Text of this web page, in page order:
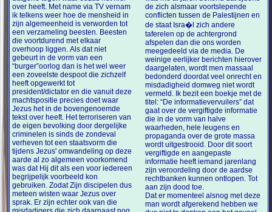
over heeft. Met name via TV vernam
ik telkens weer hoe de mensheid in
zijn algemeenheid is verworden tot
een verzameling beesten. Beesten
die voortdurend met elkaar
overhoop liggen. Als dat niet
gebeurt in de vorm van een
“burger”oorlog dan is het wel weer
een zoveelste despoot die zichzelf
heeft opgewerkt tot
president/dictator en die vanuit deze
machtspositie precies doet waar
Jezus het in de bovengenoemde
tekst over heeft. Het terroriseren van
de eigen bevolking door dergelijke
criminelen is sinds de zondeval
verheven tot een staatsvorm die
tijdens Jezus' omwandeling op deze
aarde al zo algemeen voorkomend
was dat Hij dit als een voor iedereen
begrijpelijk voorbeeld kon
gebruiken. Zodat Zijn discipelen dus
meteen wisten waar Jezus over
sprak. Er zijn echter ook van die
de zich alsmaar voortslepende
conflicten tussen de Palestijnen en
de staat Isra�l zich andere
taferelen op de achtergrond
afspelen dan die ons worden
meegedeeld via de media. De
weinige eerlijker berichten hierover
daargelaten, wordt men massaal
bedonderd doordat veel onrecht en
misdadigheid domweg niet wordt
vermeld. Ik bezit een boekje met de
titel: “De informatievervuilers” dat
gaat over de vergiftigde informatie
die in de vorm van halve
waarheden, hele leugens en
propaganda over de grote massa
wordt uitgestrooid. Door dit soort
vergiftigde en aangepaste
informatie heeft iemand jarenlang
zijn veroordeling door de aardse
rechtbanken kunnen ontlopen. Tot
aan zijn dood toe.
Dat er momenteel alsnog met deze
man wordt afgerekend hebben we